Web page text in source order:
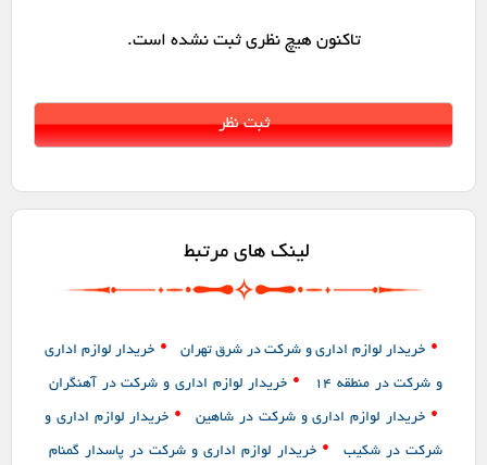
تاکنون هیچ نظری ثبت نشده است.
لینک های مرتبط
• خریدار لوازم اداری و شرکت در شرق تهران • خریدار لوازم اداری
و شرکت در منطقه 14 • خریدار لوازم اداری و شرکت در آهنگران
• خریدار لوازم اداری و شرکت در شاهین • خریدار لوازم اداری و
شرکت در شکیب • خریدار لوازم اداری و شرکت در پاسدار گمنام